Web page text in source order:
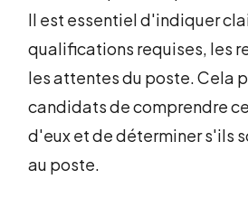
Il est essentiel d'indiquer
qualifications requises, les
les attentes du poste. Cela
candidats de comprendre
d'eux et de déterminer s'ils
au poste.